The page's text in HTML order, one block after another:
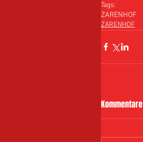
Tags:
ZARENHOF
ZARENHOF
Kommentare